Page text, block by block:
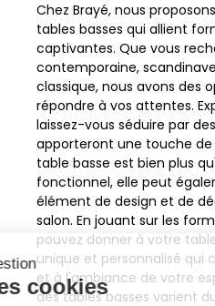
Chez Brayé, nous
tables basses qui allient
captivantes. Que vous
contemporaine,
classique, nous avons des
répondre à vos attentes.
laissez-vous séduire par
apporteront une touche de
table basse est bien plus
fonctionnel, elle peut
élément de design et de
salon. En jouant sur les
pouvez donner à votre
unique et personnalisé qui
et à l'ambiance de votre
des tables basses varient